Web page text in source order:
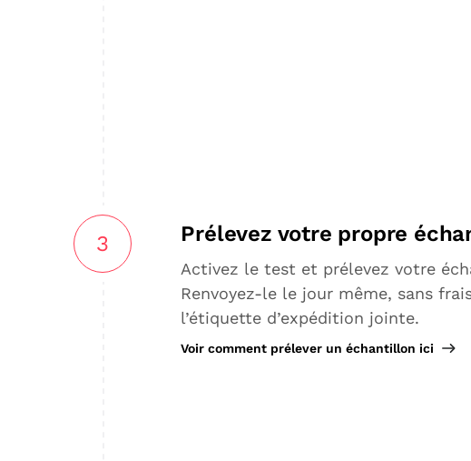
3 Prélevez votre propre
Activez le test et prélevez votre
Renvoyez-le le jour même, sans
l’étiquette d’expédition jointe.
Voir comment prélever un échantillon ici